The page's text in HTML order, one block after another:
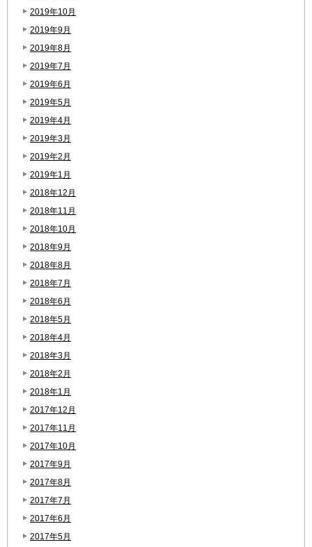
2019年10月
2019年9月
2019年8月
2019年7月
2019年6月
2019年5月
2019年4月
2019年3月
2019年2月
2019年1月
2018年12月
2018年11月
2018年10月
2018年9月
2018年8月
2018年7月
2018年6月
2018年5月
2018年4月
2018年3月
2018年2月
2018年1月
2017年12月
2017年11月
2017年10月
2017年9月
2017年8月
2017年7月
2017年6月
2017年5月